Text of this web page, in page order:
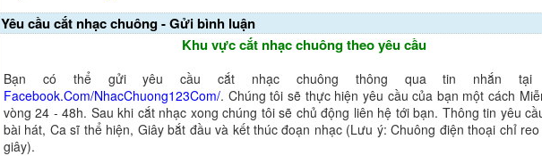
Yêu cầu cắt nhạc chuông - Gửi bình luận
Khu vực cắt nhạc chuông theo yêu cầu
Bạn có thể gửi yêu cầu cắt nhạc chuông thông qua tin nhắn tại
Facebook.Com/NhacChuong123Com/. Chúng tôi sẽ thực hiện yêu cầu của bạn một cách
vòng 24 - 48h. Sau khi cắt nhạc xong chúng tôi sẽ chủ động liên hệ tới bạn. Thông tin yêu
bài hát, Ca sĩ thể hiện, Giây bắt đầu và kết thúc đoạn nhạc (Lưu ý: Chuông điện thoại chỉ
giây).